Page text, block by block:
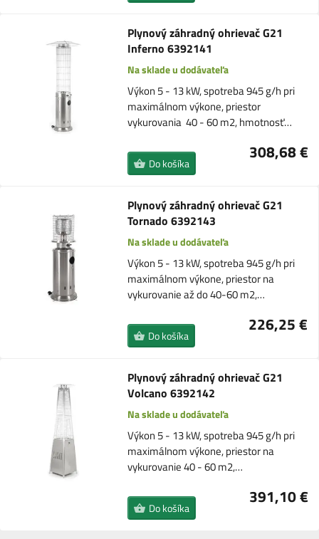
Plynový záhradný ohrievač G21
Inferno 6392141
Na sklade u dodávateľa
Výkon 5 - 13 kW, spotreba 945 g/h pri
maximálnom výkone, priestor
vykurovania 40 - 60 m2, hmotnosť…
308,68 €
Do košíka
Plynový záhradný ohrievač G21
Tornado 6392143
Na sklade u dodávateľa
Výkon 5 - 13 kW, spotreba 945 g/h pri
maximálnom výkone, priestor na
vykurovanie až do 40-60 m2,…
226,25 €
Do košíka
Plynový záhradný ohrievač G21
Volcano 6392142
Na sklade u dodávateľa
Výkon 5 - 13 kW, spotreba 945 g/h pri
maximálnom výkone, priestor na
vykurovanie 40 - 60 m2,…
391,10 €
Do košíka